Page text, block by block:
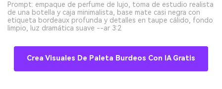
Prompt: empaque de perfume de lujo, toma de estudio realista
de una botella y caja minimalista, base mate casi negra con
etiqueta bordeaux profunda y detalles en taupe cálido, fondo
limpio, luz dramática suave --ar 3:2
Crea Visuales De Paleta Burdeos Con IA Gratis